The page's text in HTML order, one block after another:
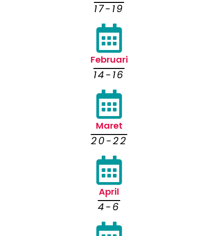
17-19
Februari
14-16
Maret
20-22
April
4-6